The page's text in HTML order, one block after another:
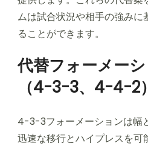
ムは試合状況や相手の強み
ることができます。
代替フォーメー
（4-3-3、4-4-2）
4-3-3フォーメーションは幅
迅速な移行とハイプレスを可